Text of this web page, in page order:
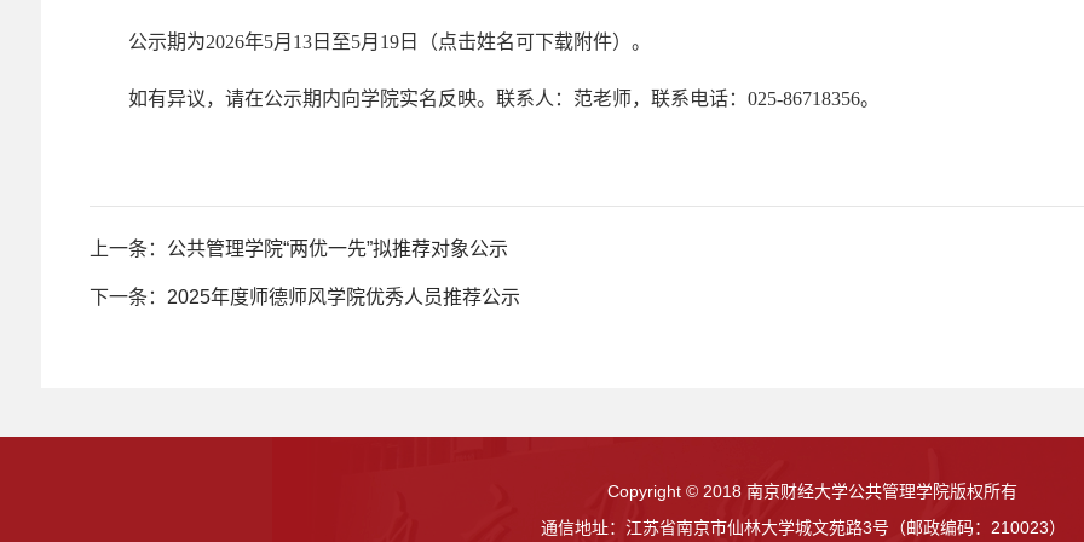
公示期为2026年5月 13日至5月19日（点击姓名可下载附件）。
如有异议，请在公示期内向学院实名反映。联系人：范老师，联系电话： 025-86718356。
上一条： 公共管理学院“两优一先”拟推荐对象公示
下一条： 2025年度师德师风学院优秀人员推荐公示
Copyright © 2018 南京财经大学公共管理学院版权所有
通信地址：江苏省南京市仙林大学城文苑路3号（邮政编码：210023）